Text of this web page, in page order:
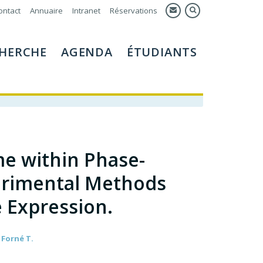
Annuaire Intranet Réservations
AGENDA ÉTUDIANTS
within Phase-
Methods
T.